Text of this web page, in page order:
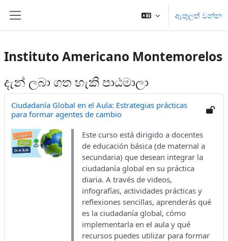
ඇතුලත් වන්න
Instituto Americano Montemorelos
දැන් ලබා ගත හැකි පාඨමාලා
Ciudadanía Global en el Aula: Estrategias prácticas
para formar agentes de cambio
Este curso está dirigido a docentes
de educación básica (de maternal a
secundaria) que desean integrar la
ciudadanía global en su práctica
diaria. A través de videos,
infografías, actividades prácticas y
reflexiones sencillas, aprenderás qué
es la ciudadanía global, cómo
implementarla en el aula y qué
recursos puedes utilizar para formar